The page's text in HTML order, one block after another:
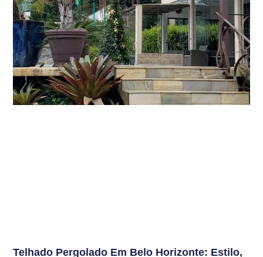
Telhado Pergolado Em Belo Horizonte: Estilo,